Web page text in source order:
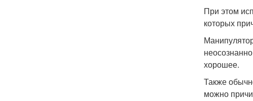
При этом
которых
хорошее.
Также
можно